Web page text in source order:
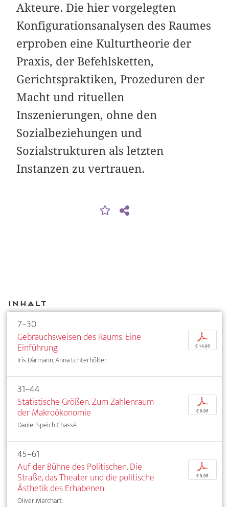
Akteure. Die hier vorgelegten
Konfigurationsanalysen des Raumes
erproben eine Kulturtheorie der
Praxis, der Befehlsketten,
Gerichtspraktiken, Prozeduren der
Macht und rituellen
Inszenierungen, ohne den
Sozialbeziehungen und
Sozialstrukturen als letzten
Instanzen zu vertrauen.
Inhalt
7–30
Gebrauchsweisen des Raums. Eine
Einführung
Iris Därmann, Anna Echterhölter
p
€ 14,95
31–44
Statistische Größen. Zum Zahlenraum
der Makroökonomie
Daniel Speich Chassé
p
€ 9,95
45–61
Auf der Bühne des Politischen. Die
Straße, das Theater und die politische
Ästhetik des Erhabenen
Oliver Marchart
p
€ 9,95